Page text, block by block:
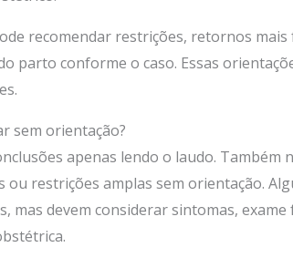
recomendar restrições, retornos
parto conforme o caso. Essas
sem orientação?
apenas lendo o laudo. Também
ou restrições amplas sem orientação.
mas devem considerar sintomas,